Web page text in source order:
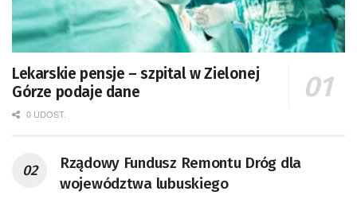
Lekarskie pensje – szpital w Zielonej
Górze podaje dane
0 UDOST.
Rządowy Fundusz Remontu Dróg dla
województwa lubuskiego